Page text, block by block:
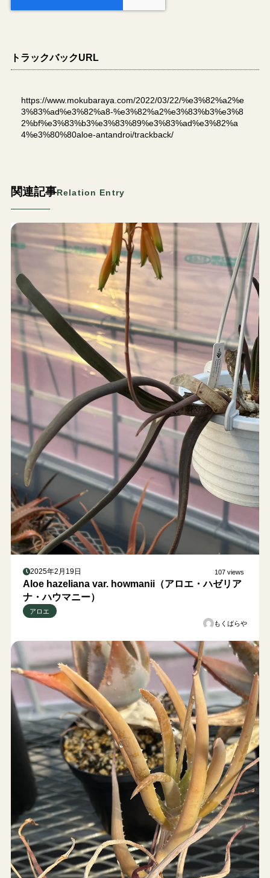
トラックバックURL
https://www.mokubaraya.com/2022/03/22/%e3%82%a2%e
3%83%ad%e3%82%a8-%e3%82%a2%e3%83%b3%e3%8
2%bf%e3%83%b3%e3%83%89%e3%83%ad%e3%82%a
4%e3%80%80aloe-antandroi/trackback/
関連記事Relation Entry
2025年2月19日 107 views
Aloe hazeliana var. howmanii（アロエ・ハゼリア
ナ・ハウマニー）
アロエ
もくばらや